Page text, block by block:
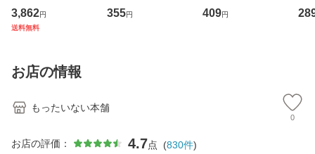
専門職の看護マネ
ジメントスキル 改
恵 藤本幸三 / 南江
堂 [単行
3,862円
送料無料
キューンレコード
[CD]【メール便送
355円
その正しい理解と
克服法 (SB新書 57
409円
のが
お店の情報
もったいない本舗
0
お店の評価： 4.7点 (830件)